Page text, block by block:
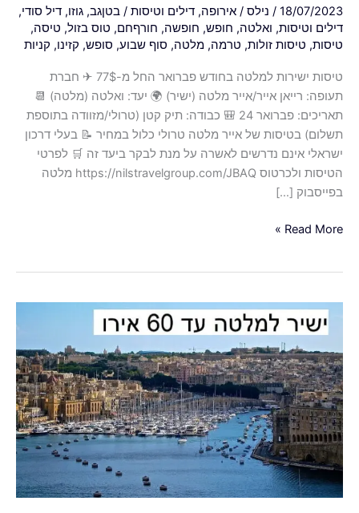
18/07/2023
/ נילס / אירופה, דילים וטיסות / בטןגב, גוזו, דיל סודי,
דילים וטיסות, ואלטה, חופש, חופשה, חורףחם, טוס בזול, טיסה,
טיסות, טיסות זולות, טרמה, מלטה, סוף שבוע, סופש, קזינו, קניות
טיסות ישירות למלטה בחודש פברואר החל מ-77$ ✈ חברת
תעופה: רייאן אייר/אייר מלטה (ישיר) 🌍 יעד: ואלטה (מלטה) 📆
תאריכים: פברואר 24 🎒 כבודה: תיק קטן (טרולי/מזוודה בתוספת
תשלום) בטיסות של אייר מלטה טרולי כלול במחיר 📝 בעלי דרכון
ישראלי אינם נדרשים לאשרה על מנת לבקר ביעד זה 🛒 לפרטי
הטיסות ולכרטוס https://nilstravelgroup.com/JBAQ מלטה
בפייסבוק […]
Read More »
ישיר
למלטה
עד
60
אירו
עם
רייאן
אייר